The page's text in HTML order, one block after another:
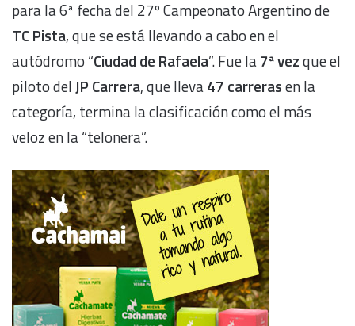
para la 6ª fecha del 27º Campeonato Argentino de
TC Pista, que se está llevando a cabo en el
autódromo “Ciudad de Rafaela”. Fue la7ª vezque el
piloto delJP Carrera, que lleva47 carrerasen la
categoría, termina la clasificación como el más
veloz en la “telonera”.